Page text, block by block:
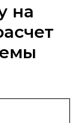
на